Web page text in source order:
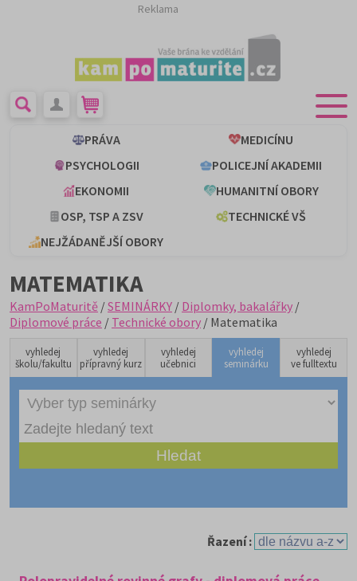
Reklama
PRÁVA
MEDICÍNU
PSYCHOLOGII
POLICEJNÍ AKADEMII
EKONOMII
HUMANITNÍ OBORY
OSP, TSP A ZSV
TECHNICKÉ VŠ
NEJŽÁDANĚJŠÍ OBORY
MATEMATIKA
KamPoMaturitě /SEMINÁRKY / Diplomky, bakalářky /
Diplomové práce / Technické obory / Matematika
vyhledej
školu/fakultu
vyhledej
přípravný kurz
vyhledej
učebnici
vyhledej
seminárku
vyhledej
ve fulltextu
Řazení :